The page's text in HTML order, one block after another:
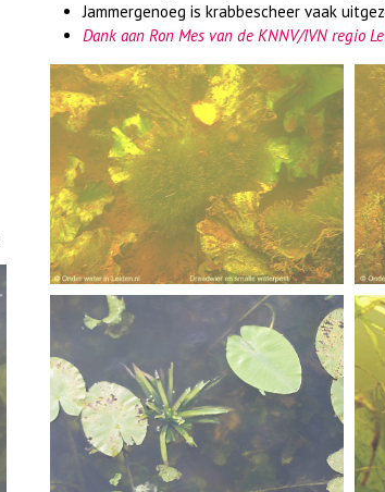
Jammergenoeg is krabbescheer vaak
Dank aan Ron Mes van de KNNV/IVN regio